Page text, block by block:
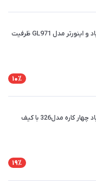
جامپ استارتر و پمپ باد و اینورتر مدل GL971 ظرفیت
10٪
جامپ استارتر و پمپ باد چهار کاره مدل326 با کیف
19٪